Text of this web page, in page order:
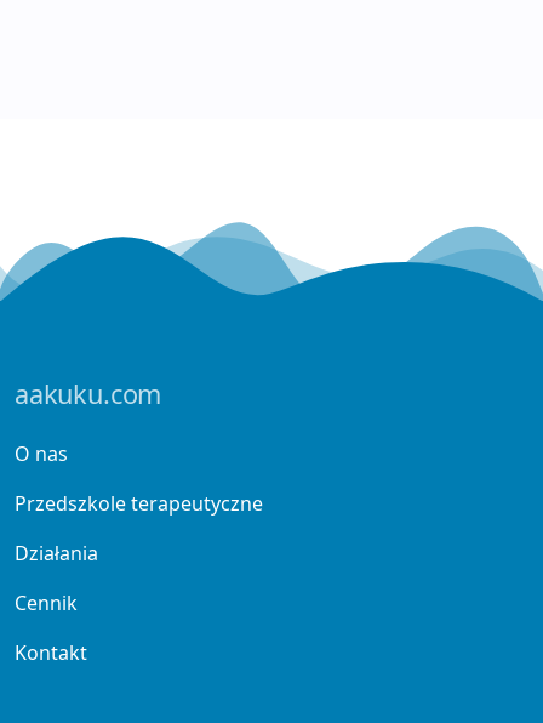
aakuku.com
O nas
Przedszkole terapeutyczne
Działania
Cennik
Kontakt